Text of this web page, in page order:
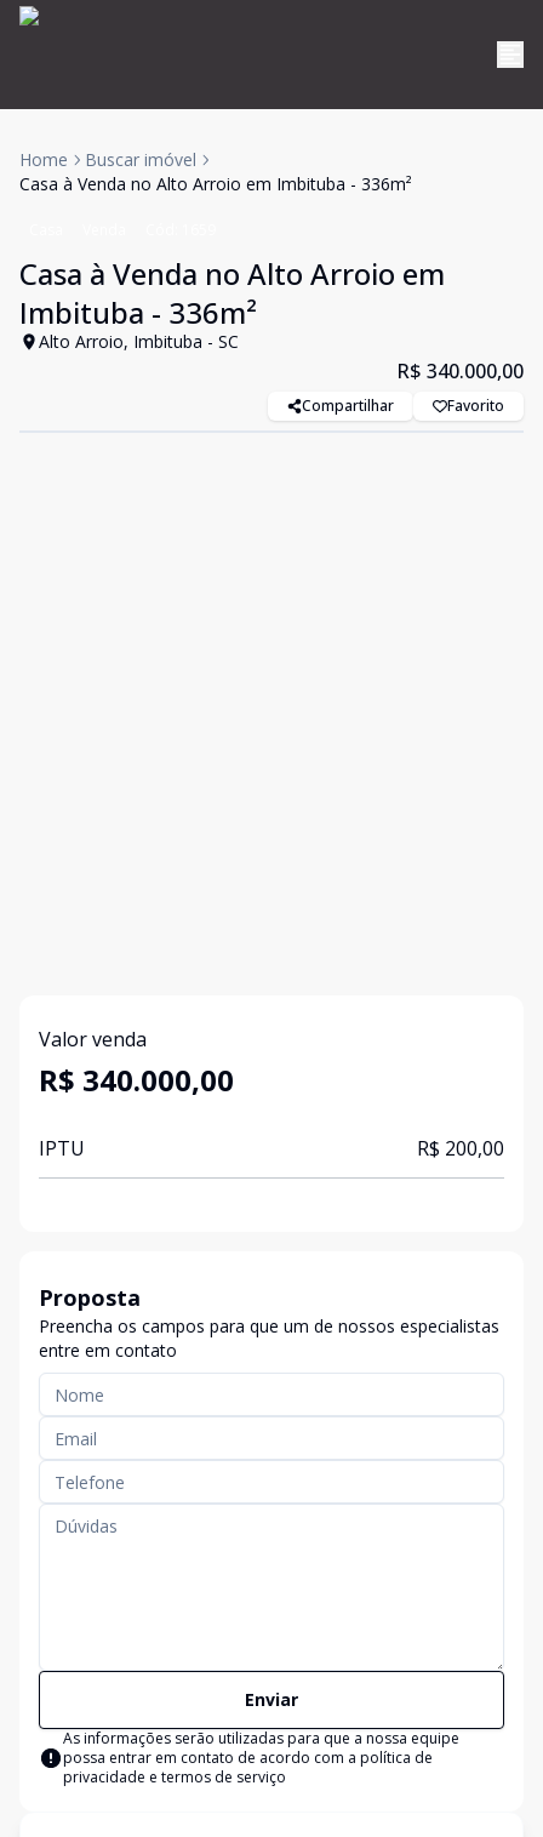
Home
Buscar imóvel
Casa à Venda no Alto Arroio em Imbituba - 336m²
Casa à Venda no Alto Arroio em
Imbituba - 336m²
Alto Arroio, Imbituba - SC
R$ 340.000,00
Compartilhar Favorito
Valor venda
R$ 340.000,00
IPTU R$ 200,00
Proposta
Preencha os campos para que um de nossos especialistas
entre em contato
Enviar
As informações serão utilizadas para que a nossa equipe
possa entrar em contato de acordo com a política de
privacidade e termos de serviço